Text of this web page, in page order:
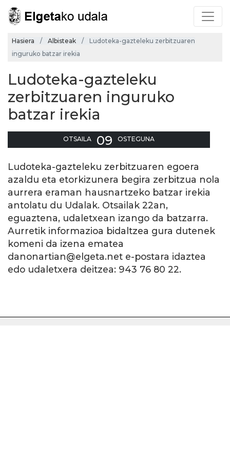
Hasiera Albisteak
Ludoteka-gazteleku zerbitzuaren
inguruko batzar irekia
Ludoteka-gazteleku
zerbitzuaren inguruko
batzar irekia
OTSAILA 09 OSTEGUNA
Ludoteka-gazteleku zerbitzuaren egoera
azaldu eta etorkizunera begira zerbitzua nola
aurrera eraman hausnartzeko batzar irekia
antolatu du Udalak. Otsailak 22an,
eguaztena, udaletxean izango da batzarra.
Aurretik informazioa bidaltzea gura dutenek
komeni da izena ematea
danonartian@elgeta.net e-postara idaztea
edo udaletxera deitzea: 943 76 80 22.